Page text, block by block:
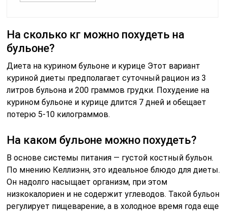
На сколько кг можно похудеть на
бульоне?
Диета на курином бульоне и курице Этот вариант
куриной диеты предполагает суточный рацион из 3
литров бульона и 200 граммов грудки. Похудение на
курином бульоне и курице длится 7 дней и обещает
потерю 5-10 килограммов.
На каком бульоне можно похудеть?
В основе системы питания — густой костный бульон.
По мнению Келлиэнн, это идеальное блюдо для диеты.
Он надолго насыщает организм, при этом
низкокалориен и не содержит углеводов. Такой бульон
регулирует пищеварение, а в холодное время года еще